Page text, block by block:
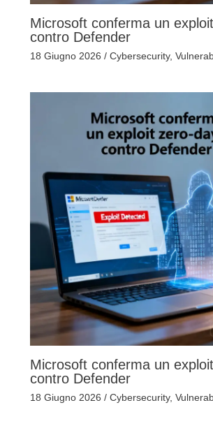
Microsoft conferma un
contro Defender
18 Giugno 2026 / Cybersecurity,
Microsoft conferma un
contro Defender
18 Giugno 2026 / Cybersecurity,